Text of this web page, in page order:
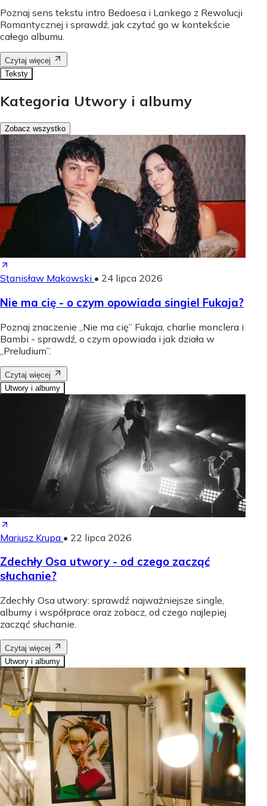
Poznaj sens tekstu intro Bedoesa i Lankego z Rewolucji
Romantycznej i sprawdź, jak czytać go w kontekście
całego albumu.
Czytaj więcej
Teksty
Kategoria Utwory i albumy
Zobacz wszystko
Stanisław Makowski • 24 lipca 2026
Nie ma cię - o czym opowiada singiel Fukaja?
Poznaj znaczenie „Nie ma cię” Fukaja, charlie monclera i
Bambi - sprawdź, o czym opowiada i jak działa w
„Preludium”.
Czytaj więcej
Utwory i albumy
Mariusz Krupa • 22 lipca 2026
Zdechły Osa utwory - od czego zacząć
słuchanie?
Zdechły Osa utwory: sprawdź najważniejsze single,
albumy i współprace oraz zobacz, od czego najlepiej
zacząć słuchanie.
Czytaj więcej
Utwory i albumy